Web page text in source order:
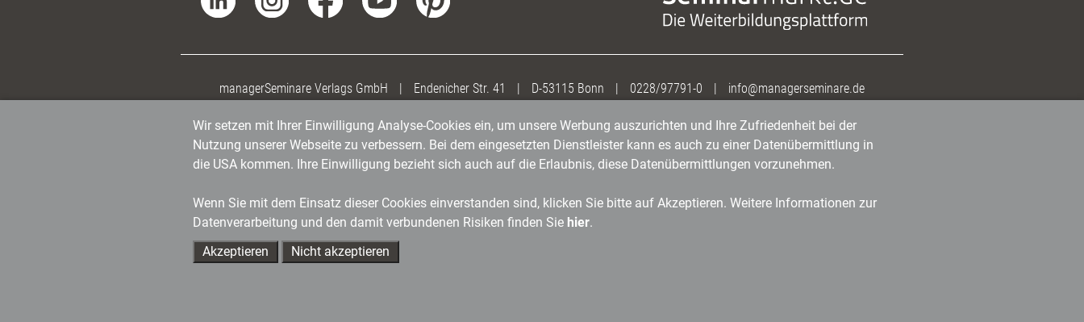
managerSeminare Verlags GmbH | Endenicher Str. 41 | D-53115 Bonn | 0228/97791-0 | info@managerseminare.de
Wir setzen mit Ihrer Einwilligung Analyse-Cookies ein, um unsere Werbung auszurichten und Ihre Zufriedenheit bei der
Nutzung unserer Webseite zu verbessern. Bei dem eingesetzten Dienstleister kann es auch zu einer Datenübermittlung in
die USA kommen. Ihre Einwilligung bezieht sich auch auf die Erlaubnis, diese Datenübermittlungen vorzunehmen.
Wenn Sie mit dem Einsatz dieser Cookies einverstanden sind, klicken Sie bitte auf Akzeptieren. Weitere Informationen zur
Datenverarbeitung und den damit verbundenen Risiken finden Sie hier.
Akzeptieren
Nicht akzeptieren